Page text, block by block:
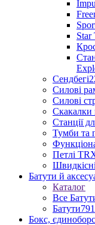
Star
Сендбегі
Силові
Силові
Скакалки
Станції
Тумби та
Петлі
Батути й
Каталог
Все
Батути791
Бокс,